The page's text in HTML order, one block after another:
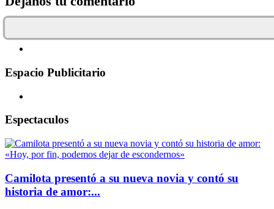
Espacio Publicitario
Espectaculos
Camilota presentó a su nueva novia y contó su
historia de amor:...